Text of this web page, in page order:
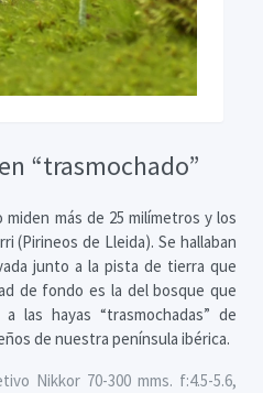
“trasmochado”
miden más de 25 milímetros y los
(Pirineos de Lleida). Se hallaban
junto a la pista de tierra que
de fondo es la del bosque que
las hayas “trasmochadas” de
de nuestra península ibérica.
Nikkor 70-300 mms. f:4.5-5.6,